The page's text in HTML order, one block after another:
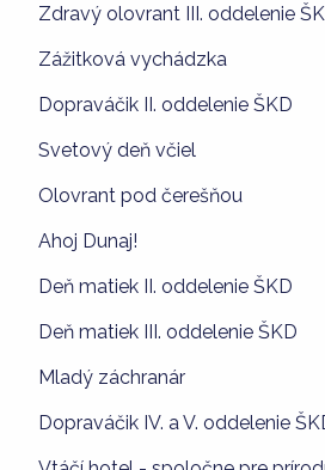
Zdravý olovrant III. oddelenie
Zážitková vychádzka
Dopraváčik II. oddelenie ŠKD
Svetový deň včiel
Olovrant pod čerešňou
Ahoj Dunaj!
Deň matiek II. oddelenie ŠKD
Deň matiek III. oddelenie ŠKD
Mladý záchranár
Dopraváčik IV. a V. oddelenie